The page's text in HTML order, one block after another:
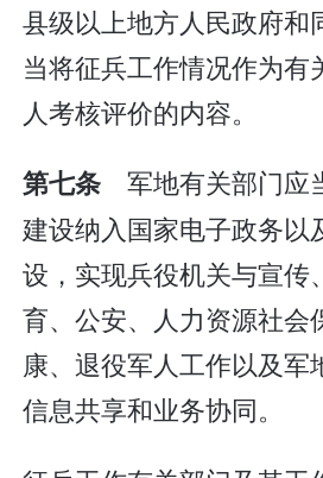
县级以上地方人民政府和
当将征兵工作情况作为有
人考核评价的内容。
第七条 军地有关部门应
建设纳入国家电子政务以
设，实现兵役机关与宣传
育、公安、人力资源社会
康、退役军人工作以及军
信息共享和业务协同。